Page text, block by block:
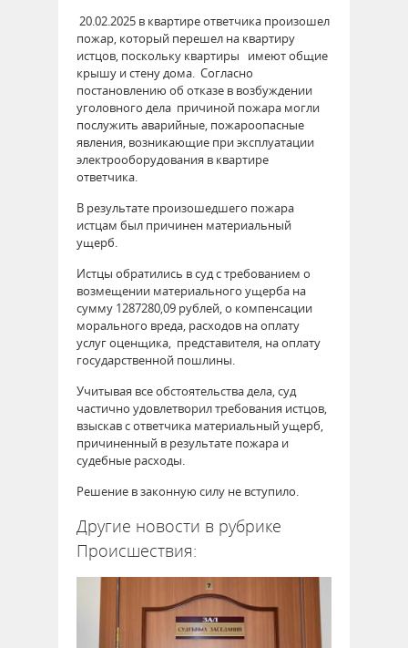
20.02.2025 в квартире ответчика произошел
пожар, который перешел на квартиру
истцов, поскольку квартиры имеют общие
крышу и стену дома. Согласно
постановлению об отказе в возбуждении
уголовного дела причиной пожара могли
послужить аварийные, пожароопасные
явления, возникающие при эксплуатации
электрооборудования в квартире
ответчика.
В результате произошедшего пожара
истцам был причинен материальный
ущерб.
Истцы обратились в суд с требованием о
возмещении материального ущерба на
сумму 1287280,09 рублей, о компенсации
морального вреда, расходов на оплату
услуг оценщика, представителя, на оплату
государственной пошлины.
Учитывая все обстоятельства дела, суд
частично удовлетворил требования истцов,
взыскав с ответчика материальный ущерб,
причиненный в результате пожара и
судебные расходы.
Решение в законную силу не вступило.
Другие новости в рубрике
Происшествия: